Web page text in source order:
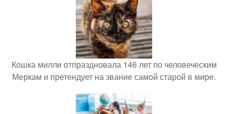
Кошка милли отпраздновала 146 лет по человеческим
Меркам и претендует на звание самой старой в мире.